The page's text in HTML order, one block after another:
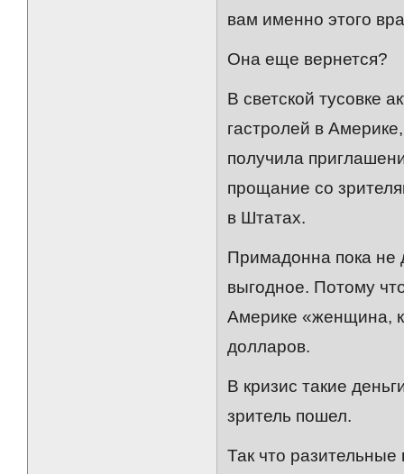
вам именно этого
Она еще вернется?
В светской тусовке
гастролей в
получила
прощание со
в Штатах.
Примадонна пока не
выгодное. Потому
Америке «женщина,
долларов.
В кризис такие
зритель пошел.
Так что